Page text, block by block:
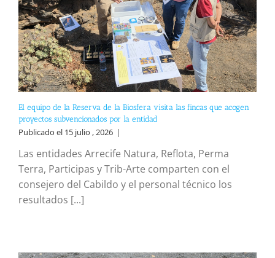
El equipo de la Reserva de la Biosfera visita las fincas que acogen
proyectos subvencionados por la entidad
Publicado el 15 julio , 2026 |
Las entidades Arrecife Natura, Reflota, Perma
Terra, Participas y Trib-Arte comparten con el
consejero del Cabildo y el personal técnico los
resultados [...]